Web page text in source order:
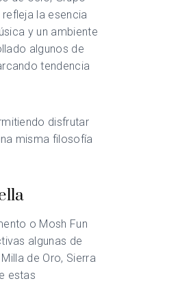
la esencia
y un ambiente
algunos de
tendencia
disfrutar
misma filosofía
o Mosh Fun
algunas de
de Oro, Sierra
estas